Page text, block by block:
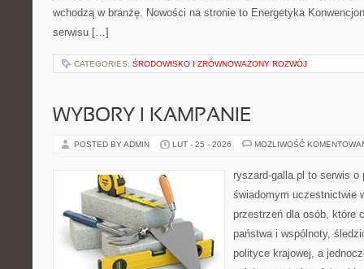
wchodzą w branżę. Nowości na stronie to Energetyka
serwisu […]
CATEGORIES: ŚRODOWISKO I ZRÓWNOWAŻONY ROZWÓJ
WYBORY I KAMPANIE
POSTED BY ADMIN LUT - 25 - 2026 MOŻLIWOŚĆ
ryszard-galla.pl to serwis
świadomym uczestnictwie
przestrzeń dla osób, które
państwa i wspólnoty,
polityce krajowej, a